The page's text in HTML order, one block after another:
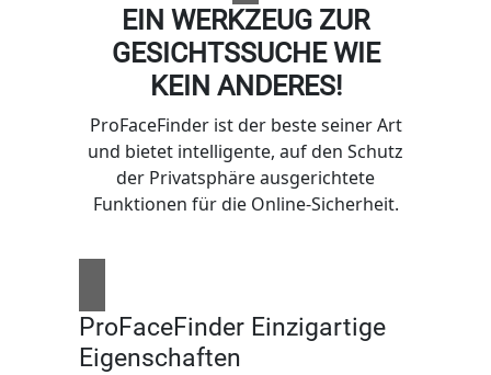
EIN WERKZEUG ZUR
GESICHTSSUCHE WIE
KEIN ANDERES!
ProFaceFinder ist der beste seiner Art
und bietet intelligente, auf den Schutz
der Privatsphäre ausgerichtete
Funktionen für die Online-Sicherheit.
ProFaceFinder Einzigartige
Eigenschaften